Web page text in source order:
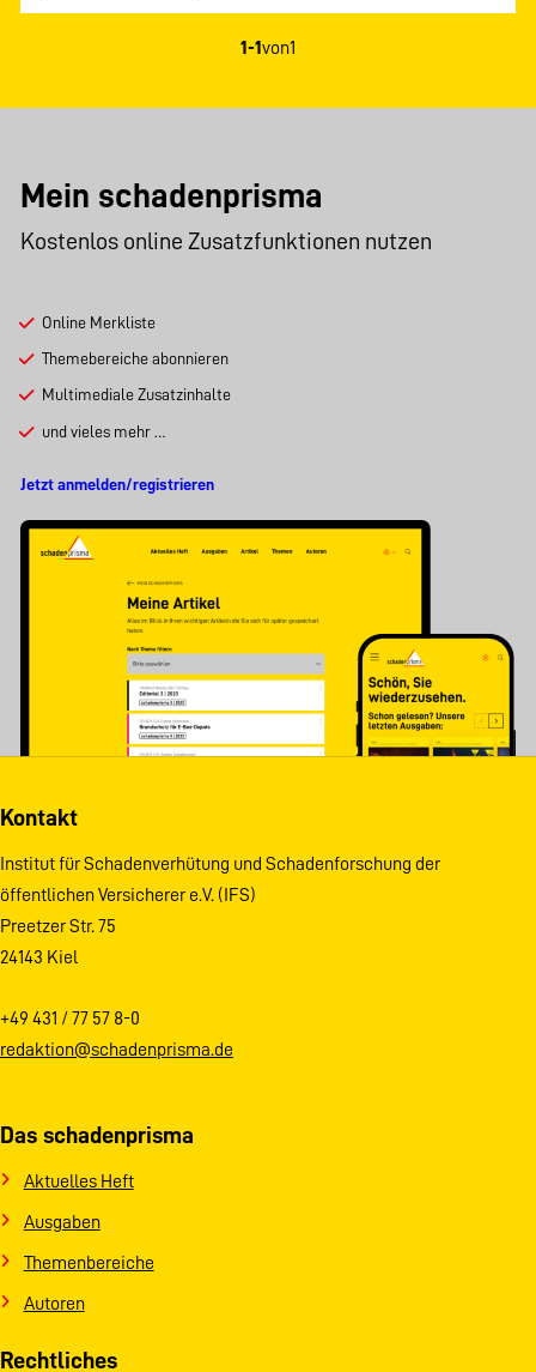
1-1von1
Mein schadenprisma
Kostenlos online Zusatzfunktionen nutzen
Online Merkliste
Themebereiche abonnieren
Multimediale Zusatzinhalte
und vieles mehr …
Jetzt anmelden/registrieren
Kontakt
Institut für Schadenverhütung und Schadenforschung der
öffentlichen Versicherer e.V. (IFS)
Preetzer Str. 75
24143 Kiel
+49 431 / 77 57 8-0
redaktion@schadenprisma.de
Das schadenprisma
Aktuelles Heft
Ausgaben
Themenbereiche
Autoren
Rechtliches